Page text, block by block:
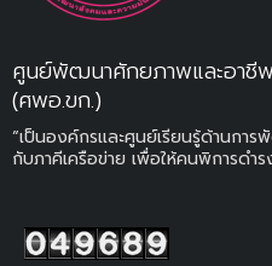
ศูนย์พัฒนาศักยภาพและอาชี
(ศพอ.ขก.)
“เป็นองค์กรและศูนย์เรียนรู้ด้านกา
กับภาคีเครือข่าย เพื่อให้คนพิการดำ